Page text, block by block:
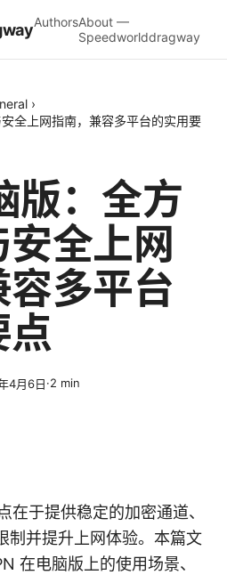
AuthorsAbout —
Speedworlddragway
›
全上网指南，兼容多平台的实用要
版：全方
全上网
多平台
点
4月6日·2 min
在于提供稳定的加密通道、
制并提升上网体验。本篇文
在电脑版上的使用场景、